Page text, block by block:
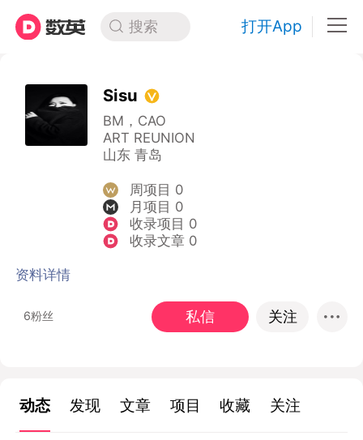
搜索 打开App
Sisu
BM，CAO
ART REUNION
山东 青岛
周项目 0
月项目 0
收录项目 0
收录文章 0
资料详情
6粉丝 私信 关注
动态 发现 文章 项目 收藏 关注